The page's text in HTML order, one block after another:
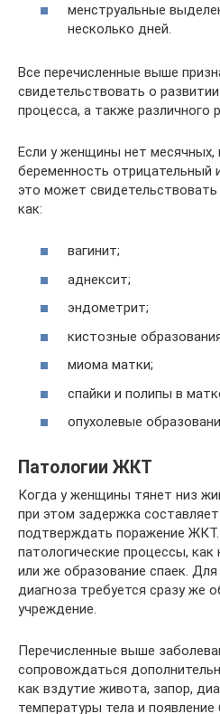
менструальные
несколько дней.
Все перечисленные выше
свидетельствовать о
процесса, а также различного
Если у женщины нет месячных,
беременность отрицательный
это может свидетельствовать
как:
вагинит;
аднексит;
эндометрит;
кистозные
миома матки;
спайки и полипы в
опухолевые
Патологии ЖКТ
Когда у женщины тянет низ
при этом задержка
подтверждать поражение
патологические процессы,
или же образование спаек.
диагноза требуется сразу же
учреждение.
Перечисленные выше
сопровождаться
как вздутие живота, запор,
температуры тела и